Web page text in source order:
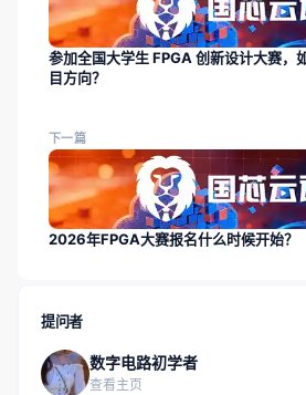
参加全国大学生 FPGA 创新设计大赛，
目方向？
下一篇
2026年FPGA大赛报名什么时候开始？
提问者
数字电路初学者
查看主页